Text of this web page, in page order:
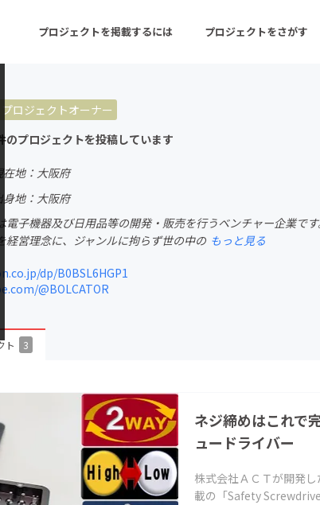
プロジェクトを掲載するには プロジェクトをさがす
ーン 注目の新着プロジェクト
音楽
ゲーム・サービス開発
フード・飲食店
チャレンジ
CAMPFIREふるさと納税
プロジェクトオーナー
のプロジェクトを投稿しています
在地：大阪府
身地：大阪府
電子機器及び日用品等の開発・販売を行うベンチャー企業で
経営理念に、ジャンルに拘らず世の中の もっと見る
dp/B0BSL6HGP1
@BOLCATOR
ト 3
ネジ締めはこれで
ュードライバー
株式会社ＡＣＴが開発
載の「Safety